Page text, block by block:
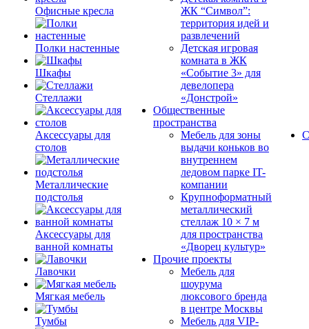
Офисные кресла
Полки настенные
Шкафы
Стеллажи
Аксессуары для
столов
Металлические
подстолья
Аксессуары для
ванной комнаты
Лавочки
Мягкая мебель
Тумбы
ЖК “Символ”:
территория идей и
развлечений
Детская игровая
комната в ЖК
«Событие 3» для
девелопера
«Донстрой»
Общественные
пространства
Мебель для зоны
выдачи коньков во
внутреннем
ледовом парке IT-
компании
Крупноформатный
металлический
стеллаж 10 × 7 м
для пространства
«Дворец культур»
Прочие проекты
Мебель для
шоурума
люксового бренда
в центре Москвы
Мебель для VIP-